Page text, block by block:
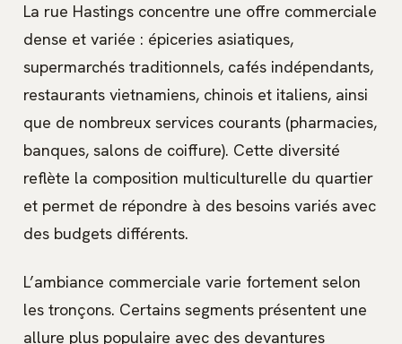
La rue Hastings concentre une offre commerciale
dense et variée : épiceries asiatiques,
supermarchés traditionnels, cafés indépendants,
restaurants vietnamiens, chinois et italiens, ainsi
que de nombreux services courants (pharmacies,
banques, salons de coiffure). Cette diversité
reflète la composition multiculturelle du quartier
et permet de répondre à des besoins variés avec
des budgets différents.
L’ambiance commerciale varie fortement selon
les tronçons. Certains segments présentent une
allure plus populaire avec des devantures